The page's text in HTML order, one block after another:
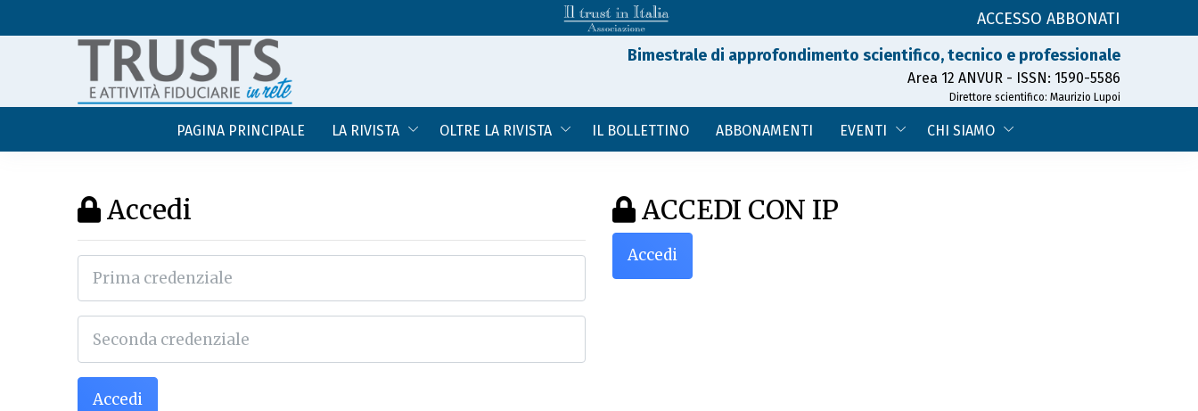
ACCESSO ABBONATI
Bimestrale di approfondimento scientifico, tecnico e professionale
Area 12 ANVUR - ISSN: 1590-5586
Direttore scientifico: Maurizio Lupoi
PAGINA PRINCIPALE LA RIVISTA OLTRE LA RIVISTA IL BOLLETTINO ABBONAMENTI EVENTI CHI SIAMO
Accedi
Accedi
ACCEDI CON IP
Accedi